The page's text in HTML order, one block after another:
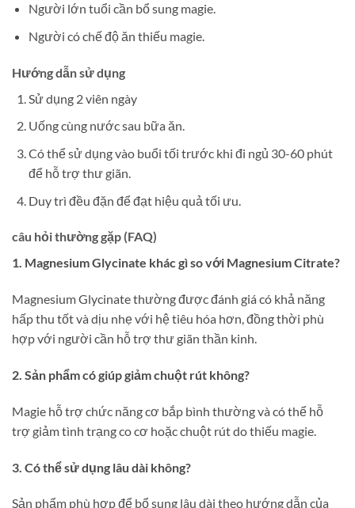
Người lớn tuổi cần bổ sung magie.
Người có chế độ ăn thiếu magie.
Hướng dẫn sử dụng
Sử dụng 2 viên ngày
Uống cùng nước sau bữa ăn.
Có thể sử dụng vào buổi tối trước khi đi ngủ 30-60 phút
để hỗ trợ thư giãn.
Duy trì đều đặn để đạt hiệu quả tối ưu.
câu hỏi thường gặp (FAQ)
1. Magnesium Glycinate khác gì so với Magnesium Citrate?
Magnesium Glycinate thường được đánh giá có khả năng
hấp thu tốt và dịu nhẹ với hệ tiêu hóa hơn, đồng thời phù
hợp với người cần hỗ trợ thư giãn thần kinh.
2. Sản phẩm có giúp giảm chuột rút không?
Magie hỗ trợ chức năng cơ bắp bình thường và có thể hỗ
trợ giảm tình trạng co cơ hoặc chuột rút do thiếu magie.
3. Có thể sử dụng lâu dài không?
Sản phẩm phù hợp để bổ sung lâu dài theo hướng dẫn của